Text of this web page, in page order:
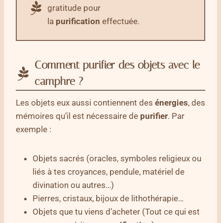
gratitude pour
la purification effectuée.
Comment purifier des objets avec le
camphre ?
Les objets eux aussi contiennent des énergies, des
mémoires qu’il est nécessaire de purifier. Par
exemple :
Objets sacrés (oracles, symboles religieux ou
liés à tes croyances, pendule, matériel de
divination ou autres…)
Pierres, cristaux, bijoux de lithothérapie…
Objets que tu viens d’acheter (Tout ce qui est